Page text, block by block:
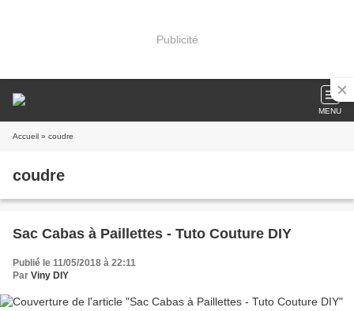
Publicité
MENU
Accueil » coudre
coudre
Sac Cabas à Paillettes - Tuto Couture DIY
Publié le 11/05/2018 à 22:11
Par Viny DIY